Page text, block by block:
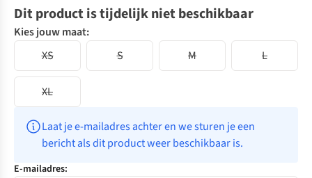
Dit product is tijdelijk niet beschikbaar
Kies jouw maat:
XS
S M L
XL
Laat je e-mailadres achter en we sturen je een
bericht als dit product weer beschikbaar is.
E-mailadres: